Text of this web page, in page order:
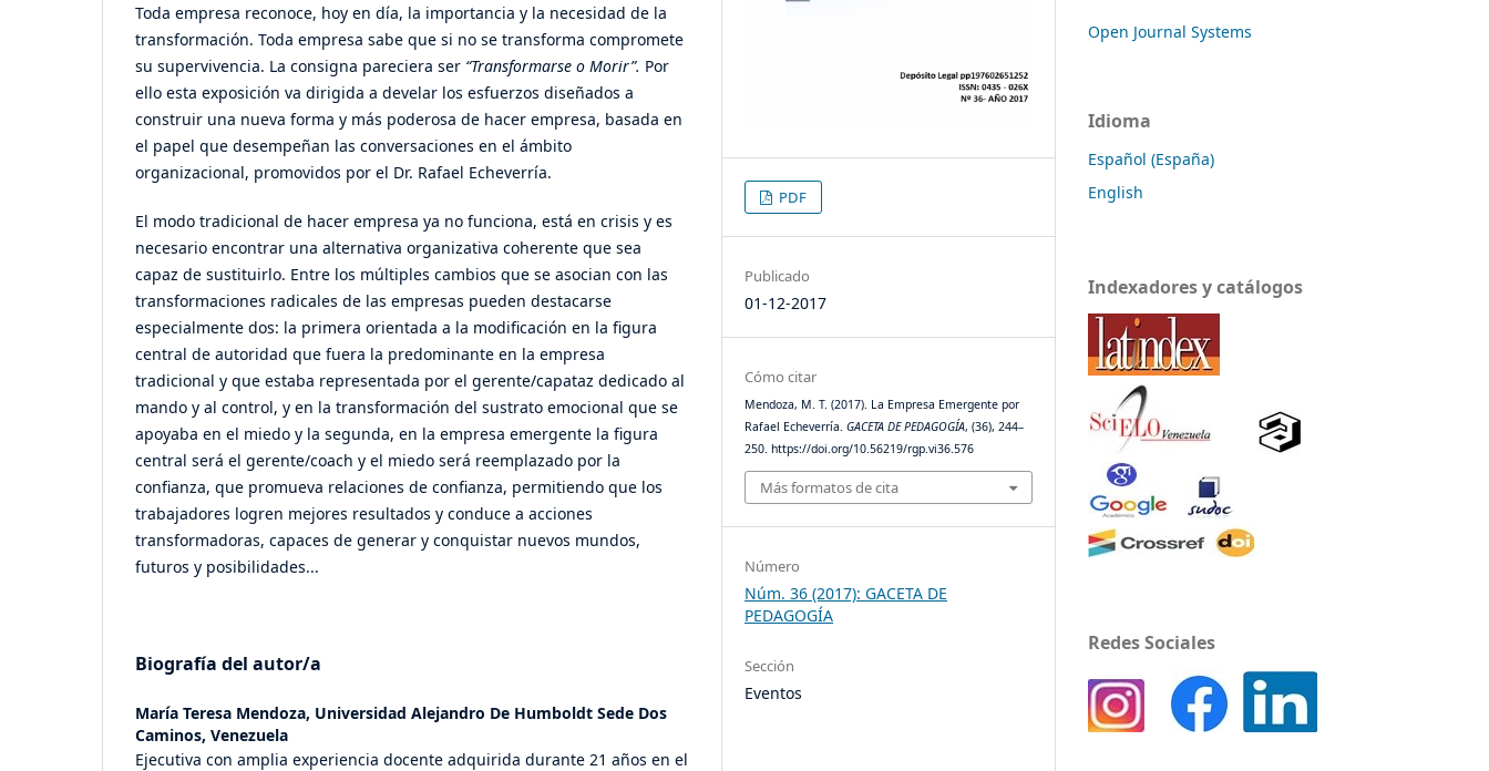
Toda empresa reconoce, hoy en día, la importancia y la necesidad de la
transformación. Toda empresa sabe que si no se transforma compromete
su supervivencia. La consigna pareciera ser “Transformarse o Morir”. Por
ello esta exposición va dirigida a develar los esfuerzos diseñados a
construir una nueva forma y más poderosa de hacer empresa, basada en
el papel que desempeñan las conversaciones en el ámbito
organizacional, promovidos por el Dr. Rafael Echeverría.
El modo tradicional de hacer empresa ya no funciona, está en crisis y es
necesario encontrar una alternativa organizativa coherente que sea
capaz de sustituirlo. Entre los múltiples cambios que se asocian con las
transformaciones radicales de las empresas pueden destacarse
especialmente dos: la primera orientada a la modificación en la figura
central de autoridad que fuera la predominante en la empresa
tradicional y que estaba representada por el gerente/capataz dedicado al
mando y al control, y en la transformación del sustrato emocional que se
apoyaba en el miedo y la segunda, en la empresa emergente la figura
central será el gerente/coach y el miedo será reemplazado por la
confianza, que promueva relaciones de confianza, permitiendo que los
trabajadores logren mejores resultados y conduce a acciones
transformadoras, capaces de generar y conquistar nuevos mundos,
futuros y posibilidades...
Biografía del autor/a
María Teresa Mendoza, Universidad Alejandro De Humboldt Sede Dos
Caminos, Venezuela
Ejecutiva con amplia experiencia docente adquirida durante 21 años en el
PDF
Publicado
01-12-2017
Cómo citar
Mendoza, M. T. (2017). La Empresa Emergente por
Rafael Echeverría.GACETA DE PEDAGOGÍA, (36), 244–
250. https://doi.org/10.56219/rgp.vi36.576
Más formatos de cita
Número
Núm. 36 (2017): GACETA DE
PEDAGOGÍA
Sección
Eventos
Open Journal Systems
Idioma
Español (España)
English
Indexadores y catálogos
Redes Sociales